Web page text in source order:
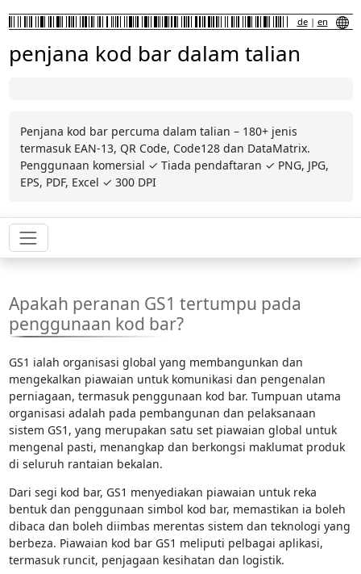
de| en
penjana kod bar dalam talian
Penjana kod bar percuma dalam talian – 180+ jenis
termasuk EAN-13, QR Code, Code128 dan DataMatrix.
Penggunaan komersial ✓ Tiada pendaftaran ✓ PNG, JPG,
EPS, PDF, Excel ✓ 300 DPI
Apakah peranan GS1 tertumpu pada
penggunaan kod bar?
GS1 ialah organisasi global yang membangunkan dan
mengekalkan piawaian untuk komunikasi dan pengenalan
perniagaan, termasuk penggunaan kod bar. Tumpuan utama
organisasi adalah pada pembangunan dan pelaksanaan
sistem GS1, yang merupakan satu set piawaian global untuk
mengenal pasti, menangkap dan berkongsi maklumat produk
di seluruh rantaian bekalan.
Dari segi kod bar, GS1 menyediakan piawaian untuk reka
bentuk dan penggunaan simbol kod bar, memastikan ia boleh
dibaca dan boleh diimbas merentas sistem dan teknologi yang
berbeza. Piawaian kod bar GS1 meliputi pelbagai aplikasi,
termasuk runcit, penjagaan kesihatan dan logistik.